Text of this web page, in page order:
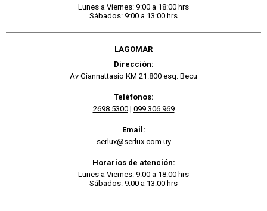
Lunes a Viernes: 9:00 a 18:00 hrs
Sábados: 9:00 a 13:00 hrs
LAGOMAR
Dirección:
Av Giannattasio KM 21.800 esq. Becu
Teléfonos:
2698 5300| 099 306 969
Email:
serlux@serlux.com.uy
Horarios de atención:
Lunes a Viernes: 9:00 a 18:00 hrs
Sábados: 9:00 a 13:00 hrs